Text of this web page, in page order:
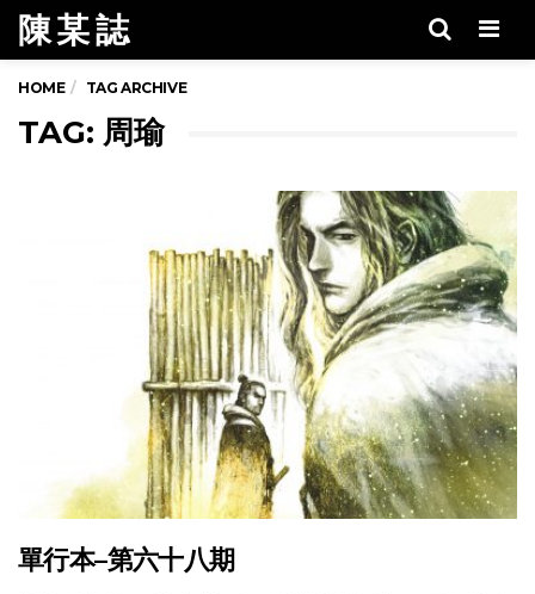
陳 某 誌
HOME TAG ARCHIVE
TAG: 周瑜
單行本–第六十八期